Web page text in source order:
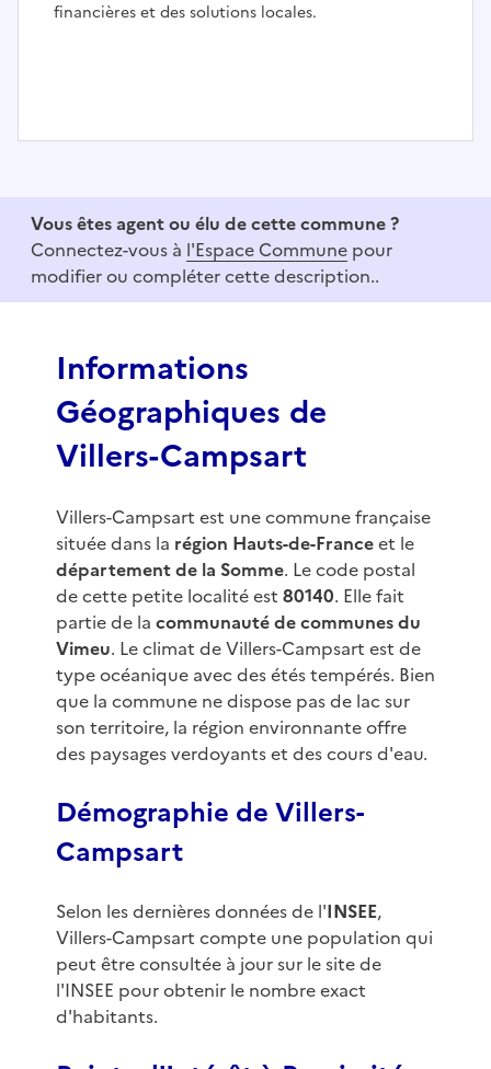
financières et des solutions locales.
f
Vous êtes agent ou élu de cette commune ?
Connectez-vous à l'Espace Commune pour
modifier ou compléter cette description..
Informations
Géographiques de
Villers-Campsart
Villers-Campsart est une commune française
située dans la région Hauts-de-Franceet le
département de la Somme. Le code postal
de cette petite localité est 80140. Elle fait
partie de la communauté de communes du
Vimeu. Le climat de Villers-Campsart est de
type océanique avec des étés tempérés. Bien
que la commune ne dispose pas de lac sur
son territoire, la région environnante offre
des paysages verdoyants et des cours d'eau.
Démographie de Villers-
Campsart
Selon les dernières données de l'INSEE,
Villers-Campsart compte une population qui
peut être consultée à jour sur le site de
l'INSEE pour obtenir le nombre exact
d'habitants.